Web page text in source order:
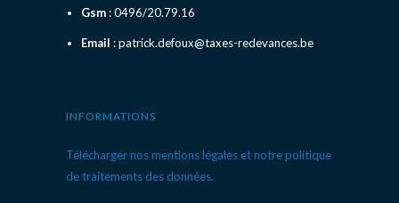
Gsm: 0496/20.79.16
Email : patrick.defoux@taxes-redevances.be
INFORMATIONS
Télécharger nos mentions légales et notre politique
de traitements des données.